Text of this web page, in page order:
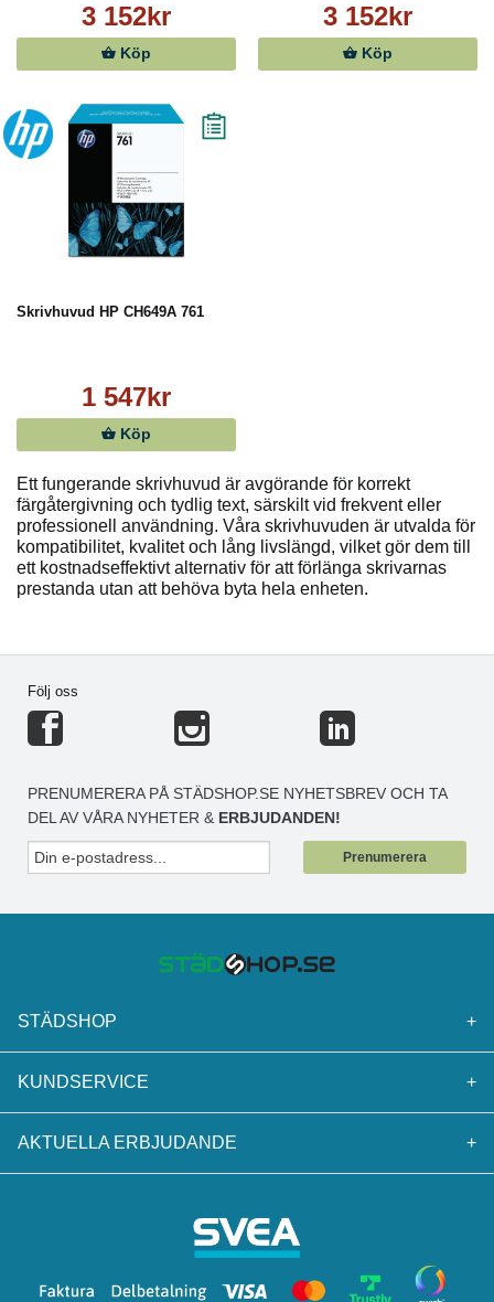
3 152kr
Köp
3 152kr
Köp
Skrivhuvud HP CH649A 761
1 547kr
Köp
Ett fungerande skrivhuvud är avgörande för korrekt
färgåtergivning och tydlig text, särskilt vid frekvent eller
professionell användning. Våra skrivhuvuden är utvalda för
kompatibilitet, kvalitet och lång livslängd, vilket gör dem till
ett kostnadseffektivt alternativ för att förlänga skrivarnas
prestanda utan att behöva byta hela enheten.
Följ oss
PRENUMERERA PÅ STÄDSHOP.SE NYHETSBREV OCH TA
DEL AV VÅRA NYHETER & ERBJUDANDEN!
Prenumerera
STÄDSHOP +
KUNDSERVICE +
AKTUELLA ERBJUDANDE +